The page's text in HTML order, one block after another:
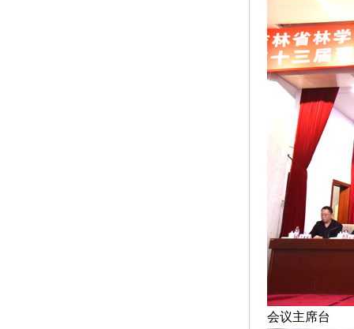
会议主席台